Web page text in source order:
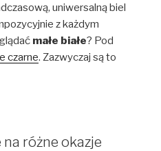
uniwersalną biel
z każdym
małe białe? Pod
czarne. Zazwyczaj są to
różne okazje